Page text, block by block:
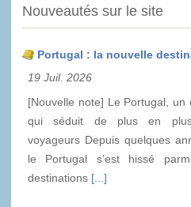
Nouveautés sur le site
Portugal : la nouvelle
19 Juil. 2026
[Nouvelle note] Le Portugal, un
qui séduit de plus en
voyageurs Depuis quelques
le Portugal s’est hissé
destinations [...]